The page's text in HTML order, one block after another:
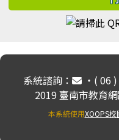
系統諮詢：
‧( 06 )
2019 臺南市教育
本系統使用XOOPS